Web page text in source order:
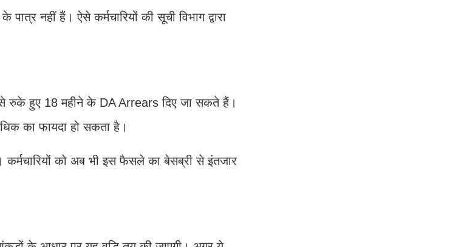
नहीं हैं। ऐसे कर्मचारियों की सूची विभाग द्वारा
रुके हुए 18 महीने के DA Arrears दिए जा सकते हैं।
का फायदा हो सकता है।
को अब भी इस फैसले का बेसब्री से इंतजार